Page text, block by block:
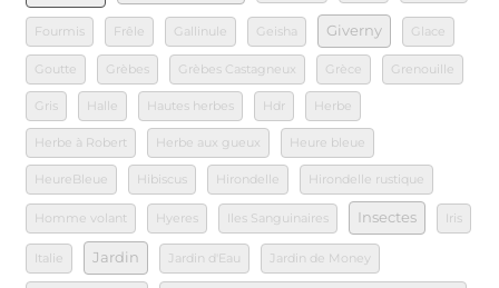
Fourmis Frêle Gallinule Geisha Giverny Glace
Goutte Grèbes Grèbes Castagneux Grèce Grenouille
Gris Halle Hautes herbes Hdr Herbe
Herbe à Robert Herbe aux gueux Heure bleue
HeureBleue Hibiscus Hirondelle Hirondelle rustique
Homme volant Hyeres Iles Sanguinaires Insectes Iris
Italie Jardin Jardin d'Eau Jardin de Money